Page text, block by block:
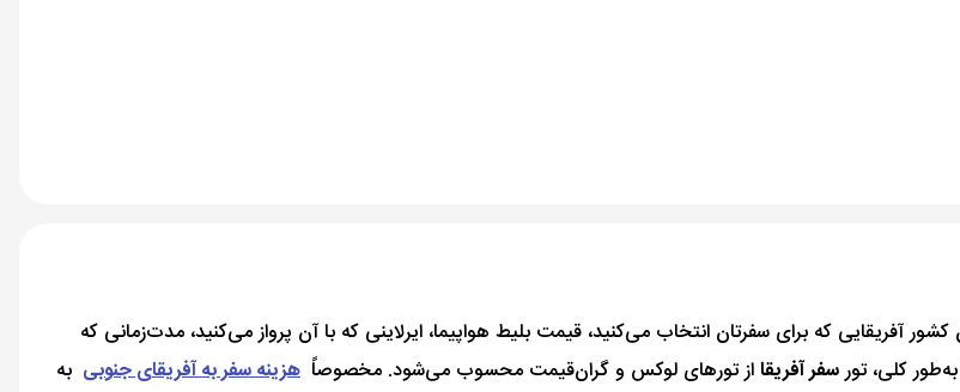
کشور آفریقایی‌ که برای سفرتان انتخاب می‌کنید، قیمت بلیط هواپیما، ایرلاینی که با آن پرواز می‌کنید، مدت‌زمانی که
کلی، تورسفر آفریقااز تورهای لوکس و گران‌قیمت محسوب می‌شود. مخصوصاً هزینه سفر به آفریقای جنوبی به